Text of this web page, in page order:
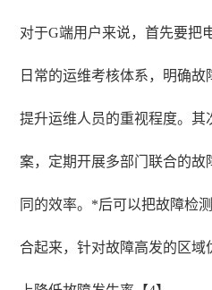
对于G端用户来说，首先要把
日常的运维考核体系，明确故
提升运维人员的重视程度。其
案，定期开展多部门联合的
同的效率。*后可以把故障检
合起来，针对故障高发的区域